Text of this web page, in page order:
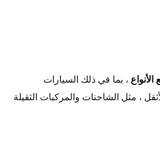
، بما في ذلك السيارات
، مثل الشاحنات والمركبات الثقيلة